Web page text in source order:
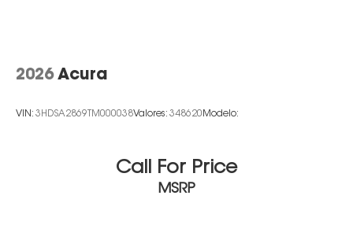
2026 Acura
VIN: 3HDSA2869TM000038Valores: 348620 Modelo:
Call For Price
MSRP